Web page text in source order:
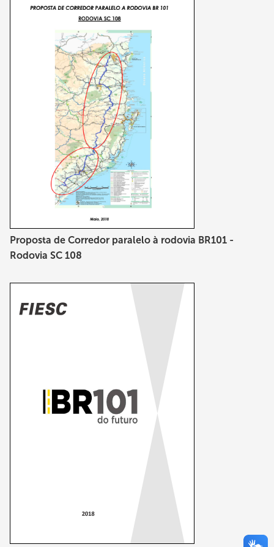
Proposta de Corredor paralelo à rodovia BR101 -
Rodovia SC 108